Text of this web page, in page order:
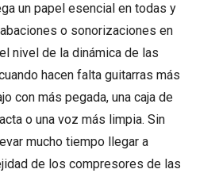
un papel esencial en todas y
o sonorizaciones en
nivel de la dinámica de las
hacen falta guitarras más
con más pegada, una caja de
o una voz más limpia. Sin
mucho tiempo llegar a
de los compresores de las